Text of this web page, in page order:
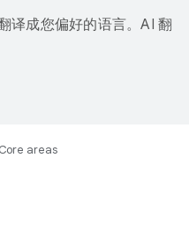
译成您偏好的语言。AI 翻
Core areas